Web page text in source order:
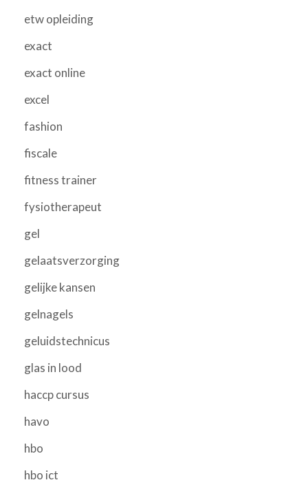
etw opleiding
exact
exact online
excel
fashion
fiscale
fitness trainer
fysiotherapeut
gel
gelaatsverzorging
gelijke kansen
gelnagels
geluidstechnicus
glas in lood
haccp cursus
havo
hbo
hbo ict